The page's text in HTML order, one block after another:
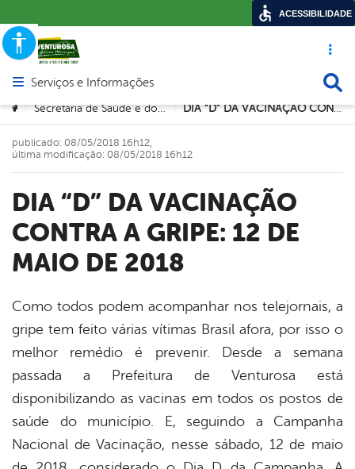
Acesso
Abrir menu principal de navegação
Serviços e Informações
Você está aqui:
> Secretaria de Saúde e dos Direitos da Mulher > DIA “D” DA VACINAÇÃO CONTRA A GRIPE: 12 DE MAIO DE 2018
DIA “D” DA VACINAÇÃO
CONTRA A GRIPE: 12 DE
MAIO DE 2018
publicado: 08/05/2018 16h12,
última modificação: 08/05/2018 16h12
Como todos podem acompanhar nos telejornais, a
gripe tem feito várias vítimas Brasil afora, por isso o
melhor remédio é prevenir. Desde a semana
passada a Prefeitura de Venturosa está
disponibilizando as vacinas em todos os postos de
saúde do município. E, seguindo a Campanha
Nacional de Vacinação, nesse sábado, 12 de maio
ACESSIBILIDADE